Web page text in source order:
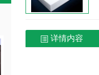
详情内容